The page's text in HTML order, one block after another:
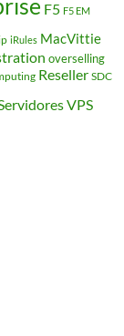
F5 F5 EM
iRules MacVittie
overselling
Reseller SDC
VPS